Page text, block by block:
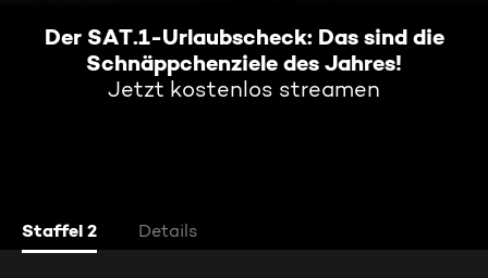
Der SAT.1-Urlaubscheck: Das sind die
Schnäppchenziele des Jahres!
Jetzt kostenlos streamen
Staffel 2 Details